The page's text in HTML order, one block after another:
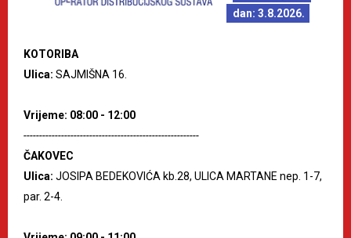
dan: 3.8.2026.
KOTORIBA
Ulica: SAJMIŠNA 16.
Vrijeme: 08:00 - 12:00
--------------------------------------------------------
ČAKOVEC
Ulica: JOSIPA BEDEKOVIĆA kb.28, ULICA MARTANE nep. 1-7,
par. 2-4.